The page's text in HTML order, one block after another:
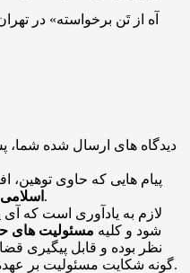
دیدگاه های ارسال شده
پیام هایی که حاوی توهین،
باشد منتشر نخواهد شد.
لازم به یادآوری است که
شود و کلیه مسئولیت های
نظر بوده و قابل پیگیری
گونه شکایت مسئولیت بر عهده شخص نظر دهنده خواهد بود.